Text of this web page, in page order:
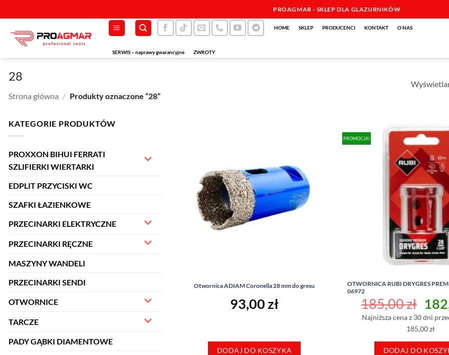
do
zawartości
PROAGMAR - SKLEP DLA GLAZURNIKÒW
HOME SKLEP PRODUCENCI KONTAKT O NAS
SERWIS – naprawy gwarancyjne ZWROTY
28
Strona główna / Produkty oznaczone “28”
KATEGORIE PRODUKTÓW
PROXXON BIHUI FERRATI
SZLIFIERKI WIERTARKI
EDPLIT PRZYCISKI WC
SZAFKI ŁAZIENKOWE
PRZECINARKI ELEKTRYCZNE
PRZECINARKI RĘCZNE
MASZYNY WANDELI
PRZECINARKI SENDI
OTWORNICE
TARCZE
PADY GĄBKI DIAMENTOWE
Otwornica ADIAM Coronella 28 mm do gresu
93,00 zł
DODAJ DO KOSZYKA
PROMOCJA!
OTWORNICA RUBI DRYGRES
06972
185,00zł
Najniższa cena z 30 dni
185,00 zł
DODAJ DO